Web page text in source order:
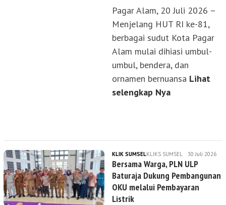
Pagar Alam, 20 Juli 2026 –
Menjelang HUT RI ke-81,
berbagai sudut Kota Pagar
Alam mulai dihiasi umbul-
umbul, bendera, dan
ornamen bernuansa Lihat
selengkap Nya
KLIK SUMSELKLIKS SUMSEL 30 Juli 2026
Bersama Warga, PLN ULP
Baturaja Dukung Pembangunan
OKU melalui Pembayaran
Listrik